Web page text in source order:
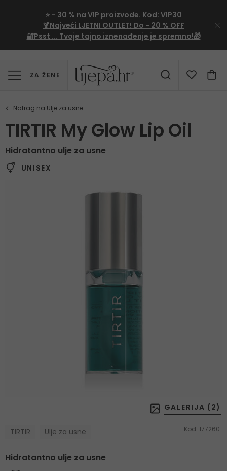
⭐ - 30 % na VIP proizvode. Kod: VIP30
🍹Najveći LJETNI OUTLET! Do - 20 % OFF
🔐Psst ... Tvoje tajno iznenađenje je spremno!🎁
ZA ŽENE
TIRTIR My Glow Lip Oil
Hidratantno ulje za usne
UNISEX
GALERIJA ( 2)
TIRTIR Ulje za usne Kod: 177260
Hidratantno ulje za usne